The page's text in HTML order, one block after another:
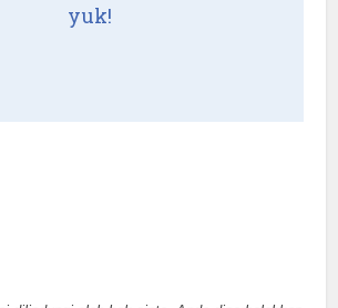
yuk!